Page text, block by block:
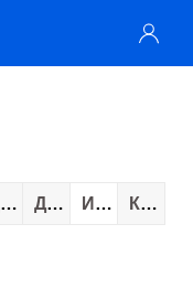
Цена Добавлено Истекает Кол-во показов